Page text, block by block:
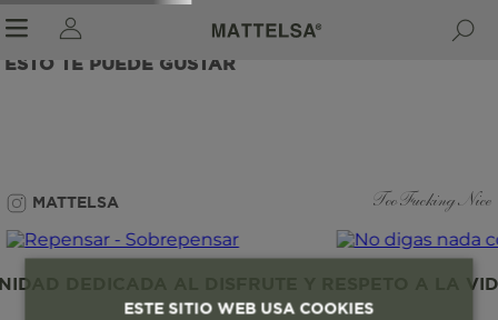
ESTO TE PUEDE GUSTAR
MATTELSA Too Fucking Nice
DEDICADA AL DISFRUTE Y RESPETO A LA
ESTE SITIO WEB USA COOKIES